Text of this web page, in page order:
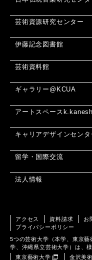
芸術資源研究センター
伊藤記念図書館
芸術資料館
ギャラリー@KCUA
アートスペース
キャリアデザインセンタ
留学・国際交流
法人情報
アクセス 資料請求 お
プライバシーポリシー
5つの芸術大学（本学、東京
学、沖縄県立芸術大学）は、
東京藝術大学
金沢美